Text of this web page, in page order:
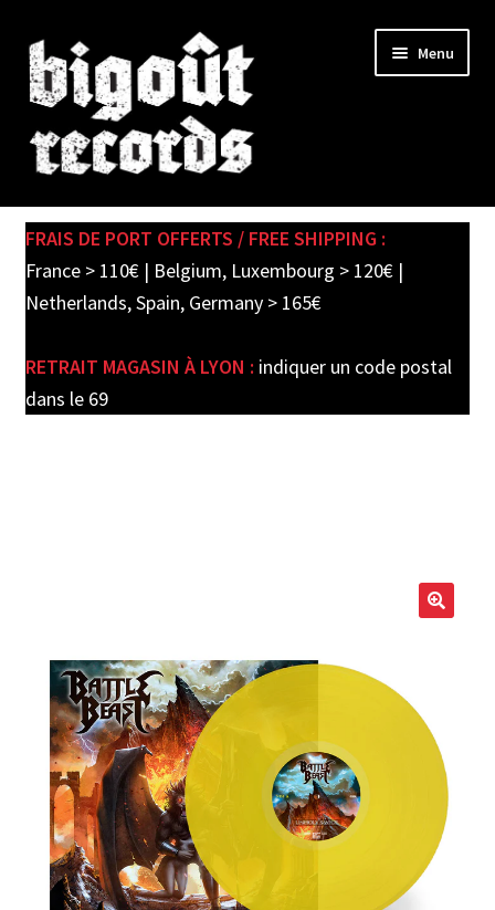
Skip
to
navigation
Skip
to
content
Menu
SHOP
child
PRE-ORDERS
FRAIS DE PORT OFFERTS / FREE SHIPPING :
France > 110€ | Belgium, Luxembourg > 120€ |
Netherlands, Spain, Germany > 165€
RETRAIT MAGASIN À LYON : indiquer un code postal
dans le 69